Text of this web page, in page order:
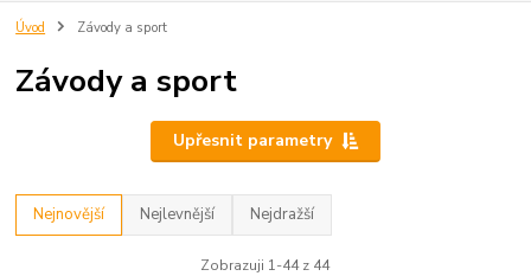
Úvod Závody a sport
Závody a sport
Upřesnit parametry
Nejnovější Nejlevnější Nejdražší
Zobrazuji 1-44 z 44